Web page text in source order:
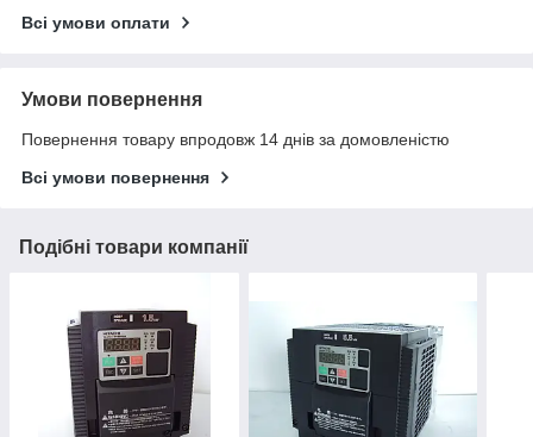
Всі умови оплати
Умови повернення
Повернення товару впродовж 14 днів за домовленістю
Всі умови повернення
Подібні товари компанії